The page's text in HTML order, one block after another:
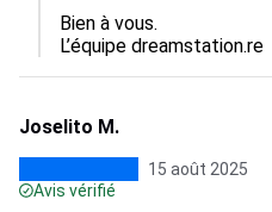
Bien à vous.
L’équipe dreamstation.re
Joselito M.
15 août 2025
Avis vérifié